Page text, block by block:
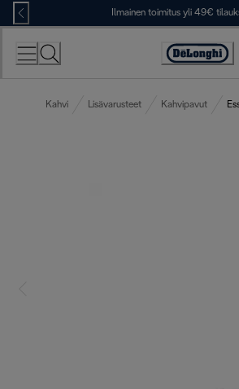
Skip
to
Content
Ilmainen toimitus yli 49€
Accessibility
Kahvi Lisävarusteet Kahvipavut